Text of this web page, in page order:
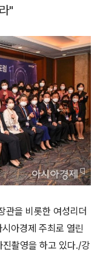
"
관을 비롯한 여성리더
아경제 주최로 열린
촬영을 하고 있다./강